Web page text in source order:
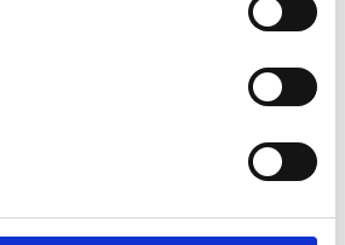
kunt u via onderstaand
Wij streven ernaar uw bericht